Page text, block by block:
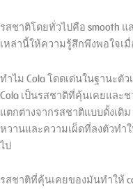
รสชาติโดยทั่วไปคือ smooth แ
เหล่านี้ให้ความรู้สึกพึงพอใจเ
ทำไม Cola โดดเด่นในฐานะตั
Cola เป็นรสชาติที่คุ้นเคยและ
แตกต่างจากรสชาติแบบดั้งเดิ
หวานและความเผ็ดที่ลงตัวท
ไป
รสชาติที่คุ้นเคยของมันทำให้